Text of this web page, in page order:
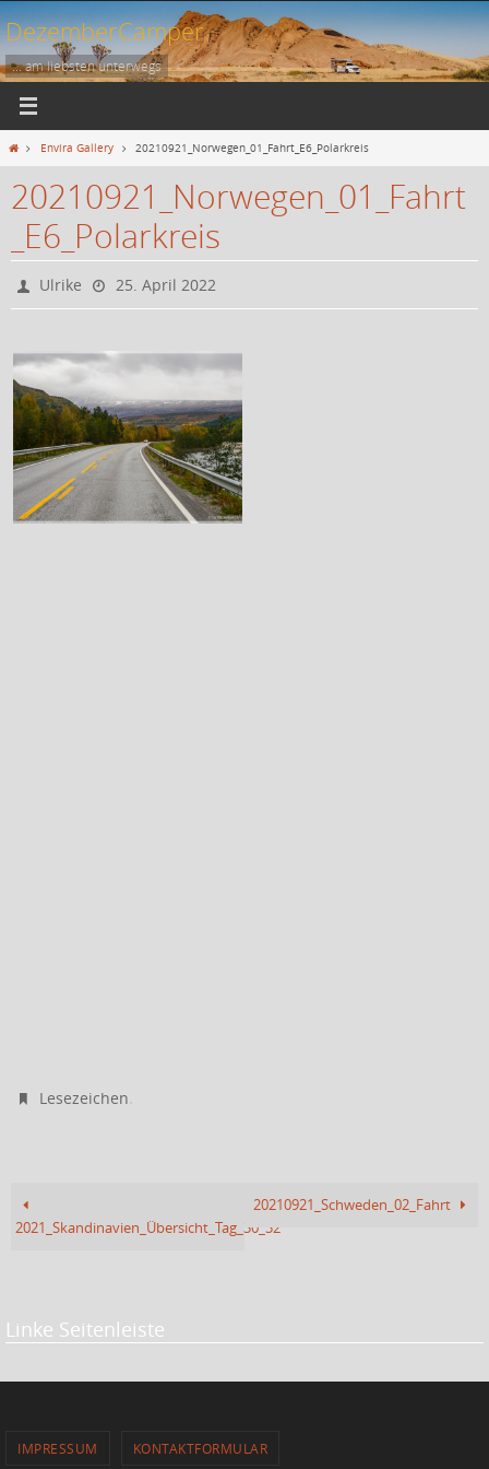
Zum
Inhalt
springen
DezemberCamper
... am liebsten unterwegs
StartEnvira Gallery 20210921_Norwegen_01_Fahrt_E6_Polarkreis
20210921_Norwegen_01_Fahrt
_E6_Polarkreis
Ulrike 25. April 2022
Lesezeichen.
2021_Skandinavien_Übersicht_Tag_30_32
20210921_Schweden_02_Fahrt
Linke Seitenleiste
IMPRESSUM KONTAKTFORMULAR